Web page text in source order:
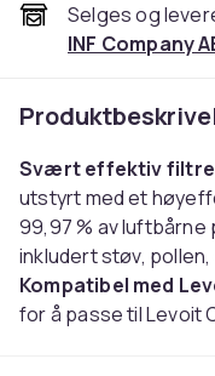
Selges og
INF Company
Svært effektiv
utstyrt med et
99,97 % av luftbårne
inkludert støv,
Kompatibel med
for å passe til Levoit